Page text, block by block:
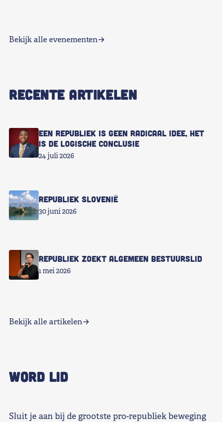
Bekijk alle evenementen
RECENTE ARTIKELEN
Een republiek is geen radicaal idee, het
is de logische conclusie
24 juli 2026
Republiek Slovenië
30 juni 2026
Republiek zoekt Algemeen Bestuurslid
1 mei 2026
Bekijk alle artikelen
WORD LID
Sluit je aan bij de grootste pro-republiek beweging